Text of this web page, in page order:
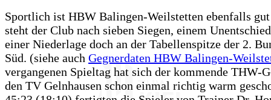
Sportlich ist HBW Balingen-Weilstetten ebenfalls
steht der Club nach sieben Siegen, einem
einer Niederlage doch an der Tabellenspitze der 2.
Süd. (siehe auch Gegnerdaten HBW Balingen-
vergangenen Spieltag hat sich der kommende THW-
den TV Gelnhausen schon einmal richtig warm